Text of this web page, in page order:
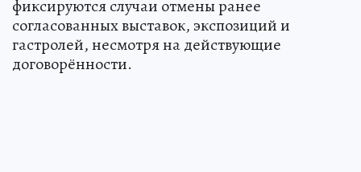
фиксируются случаи отмены ранее
согласованных выставок, экспозиций и
гастролей, несмотря на действующие
договорённости.